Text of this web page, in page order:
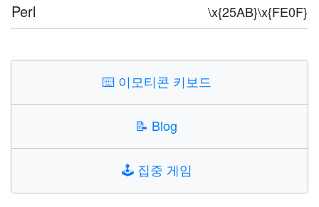
Perl \x{25AB}\x{FE0F}
⌨️ 이모티콘 키보드
📝 Blog
🕹️ 집중 게임